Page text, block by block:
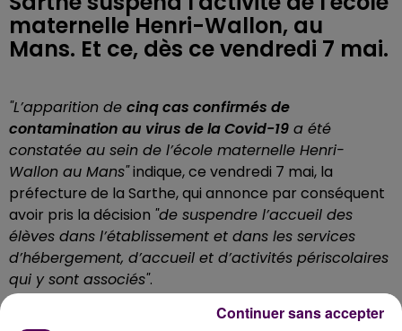
maternelle Henri-Wallon, au
Mans. Et ce, dès ce vendredi 7 mai.
"L’apparition de cinq cas confirmés de
contamination au virus de la Covid-19 a été
constatée au sein de l’école maternelle Henri-
Wallon au Mans"indique, ce vendredi 7 mai, la
préfecture de la Sarthe, qui annonce par conséquent
avoir pris la décision "de suspendre l’accueil des
élèves dans l’établissement et dans les services
d’hébergement, d’accueil et d’activités périscolaires
qui y sont associés".
Continuer sans accepter